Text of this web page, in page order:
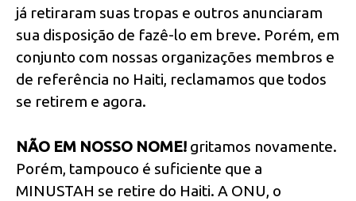
já retiraram suas tropas e outros anunciaram
sua disposição de fazê-lo em breve. Porém, em
conjunto com nossas organizações membros e
de referência no Haiti, reclamamos que todos
se retirem e agora.
NÃO EM NOSSO NOME! gritamos novamente.
Porém, tampouco é suficiente que a
MINUSTAH se retire do Haiti. A ONU, o